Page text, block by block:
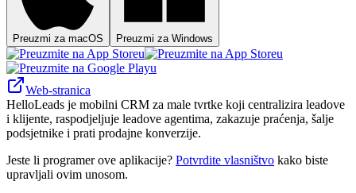
Preuzmi za macOS Preuzmi za Windows
Web-stranica
HelloLeads je mobilni CRM za male tvrtke koji centralizira leadove
i klijente, raspodjeljuje leadove agentima, zakazuje praćenja, šalje
podsjetnike i prati prodajne konverzije.
Jeste li programer ove aplikacije? Potvrdite vlasništvo kako biste
upravljali ovim unosom.